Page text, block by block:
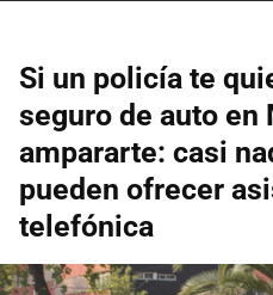
Si un policía te
seguro de auto en
ampararte: casi
pueden ofrecer
telefónica